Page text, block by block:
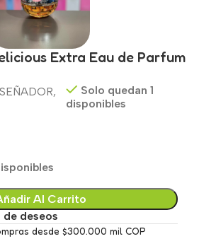
Extra Eau de Parfum
,
Solo quedan 1
disponibles
Al Carrito
deseos
desde $300.000 mil COP